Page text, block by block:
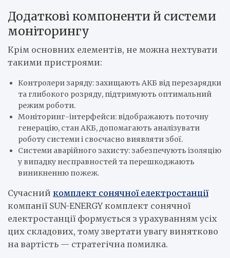
Додаткові компоненти й системи
моніторингу
Крім основних елементів, не можна нехтувати
такими пристроями:
Контролери заряду: захищають АКБ від перезарядки
та глибокого розряду, підтримують оптимальний
режим роботи.
Моніторинг-інтерфейси: відображають поточну
генерацію, стан АКБ, допомагають аналізувати
роботу системи і своєчасно виявляти збої.
Системи аварійного захисту: забезпечують ізоляцію
у випадку несправностей та перешкоджають
виникненню пожеж.
Сучасний комплект сонячної електростанції
компанії SUN-ENERGY комплект сонячної
електростанції формується з урахуванням усіх
цих складових, тому звертати увагу винятково
на вартість — стратегічна помилка.